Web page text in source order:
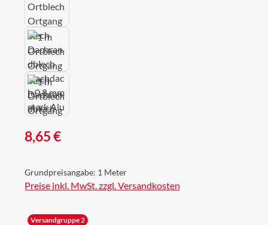
Regulärer Preis:
8,65 €
Grundpreisangabe: 1 Meter
Preise inkl. MwSt. zzgl. Versandkosten
Versandgruppe 2